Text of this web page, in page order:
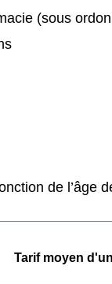
(sous
de l’âge
Tarif moyen